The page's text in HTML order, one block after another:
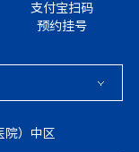
支付宝扫码
预约挂号
院）中区